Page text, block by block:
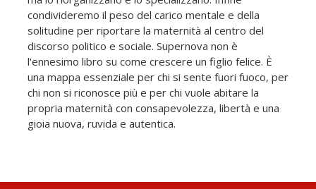
condivideremo il peso del carico mentale e della
solitudine per riportare la maternità al centro del
discorso politico e sociale. Supernova non è
l'ennesimo libro su come crescere un figlio felice. È
una mappa essenziale per chi si sente fuori fuoco, per
chi non si riconosce più e per chi vuole abitare la
propria maternità con consapevolezza, libertà e una
gioia nuova, ruvida e autentica.